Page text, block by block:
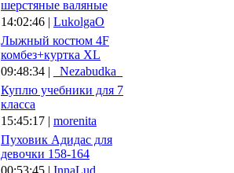
шерстяные валяные
14:02:46 | LukolgaO
Лыжный костюм 4F
комбез+куртка XL
09:48:34 |
_Nezabudka_
Куплю учебники для 7
класса
15:45:17 | morenita
Пуховик Адидас для
девочки 158-164
00:53:45 | InnaLud